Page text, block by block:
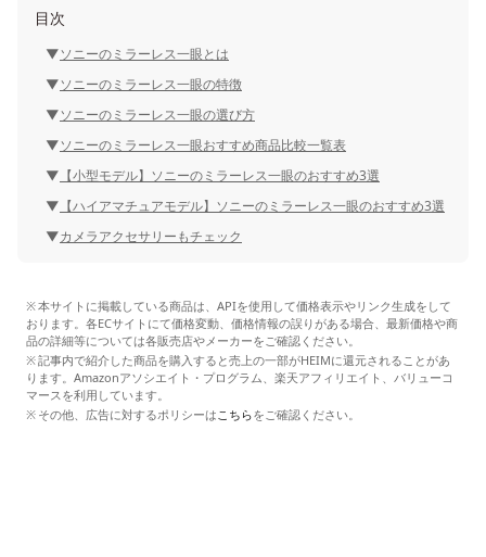
目次
ソニーのミラーレス一眼とは
ソニーのミラーレス一眼の特徴
ソニーのミラーレス一眼の選び方
ソニーのミラーレス一眼おすすめ商品比較一覧表
【小型モデル】ソニーのミラーレス一眼のおすすめ3選
【ハイアマチュアモデル】ソニーのミラーレス一眼のおすすめ3選
カメラアクセサリーもチェック
本サイトに掲載している商品は、APIを使用して価格表示やリンク生成をして
おります。各ECサイトにて価格変動、価格情報の誤りがある場合、最新価格や商
品の詳細等については各販売店やメーカーをご確認ください。
記事内で紹介した商品を購入すると売上の一部がHEIMに還元されることがあ
ります。Amazonアソシエイト・プログラム、楽天アフィリエイト、バリューコ
マースを利用しています。
その他、広告に対するポリシーはこちらをご確認ください。